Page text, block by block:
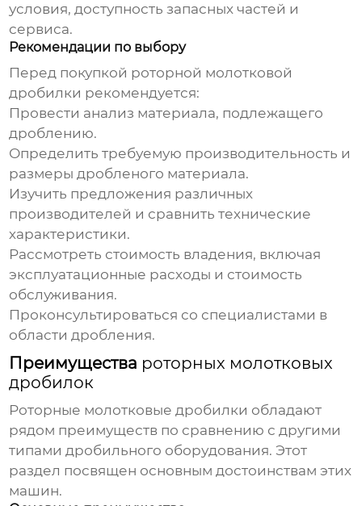
условия, доступность запасных частей и
сервиса.
Рекомендации по выбору
Перед покупкой роторной молотковой
дробилки рекомендуется:
Провести анализ материала, подлежащего
дроблению.
Определить требуемую производительность и
размеры дробленого материала.
Изучить предложения различных
производителей и сравнить технические
характеристики.
Рассмотреть стоимость владения, включая
эксплуатационные расходы и стоимость
обслуживания.
Проконсультироваться со специалистами в
области дробления.
Преимущества роторных молотковых
дробилок
Роторные молотковые дробилки обладают
рядом преимуществ по сравнению с другими
типами дробильного оборудования. Этот
раздел посвящен основным достоинствам этих
машин.